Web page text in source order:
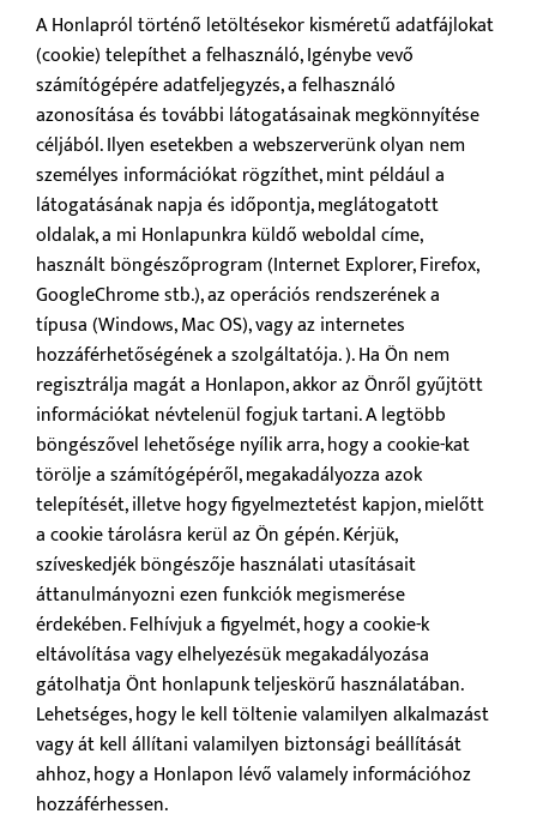
A Honlapról történő letöltésekor kisméretű adatfájlokat
(cookie) telepíthet a felhasználó, Igénybe vevő
számítógépére adatfeljegyzés, a felhasználó
azonosítása és további látogatásainak megkönnyítése
céljából. Ilyen esetekben a webszerverünk olyan nem
személyes információkat rögzíthet, mint például a
látogatásának napja és időpontja, meglátogatott
oldalak, a mi Honlapunkra küldő weboldal címe,
használt böngészőprogram (Internet Explorer, Firefox,
GoogleChrome stb.), az operációs rendszerének a
típusa (Windows, Mac OS), vagy az internetes
hozzáférhetőségének a szolgáltatója. ). Ha Ön nem
regisztrálja magát a Honlapon, akkor az Önről gyűjtött
információkat névtelenül fogjuk tartani. A legtöbb
böngészővel lehetősége nyílik arra, hogy a cookie-kat
törölje a számítógépéről, megakadályozza azok
telepítését, illetve hogy figyelmeztetést kapjon, mielőtt
a cookie tárolásra kerül az Ön gépén. Kérjük,
szíveskedjék böngészője használati utasításait
áttanulmányozni ezen funkciók megismerése
érdekében. Felhívjuk a figyelmét, hogy a cookie-k
eltávolítása vagy elhelyezésük megakadályozása
gátolhatja Önt honlapunk teljeskörű használatában.
Lehetséges, hogy le kell töltenie valamilyen alkalmazást
vagy át kell állítani valamilyen biztonsági beállítását
ahhoz, hogy a Honlapon lévő valamely információhoz
hozzáférhessen.